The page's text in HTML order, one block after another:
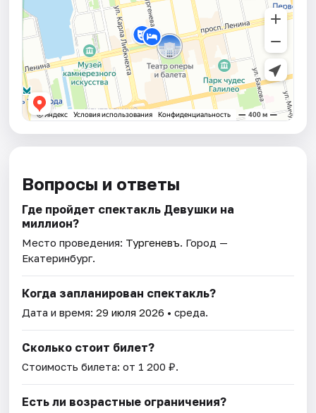
Вопросы и ответы
Где пройдет спектакль Девушки на
миллион?
Место проведения: Тургеневъ. Город —
Екатеринбург.
Когда запланирован спектакль?
Дата и время:29 июля 2026 • среда.
Сколько стоит билет?
Стоимость билета: от 1 200 ₽.
Есть ли возрастные ограничения?